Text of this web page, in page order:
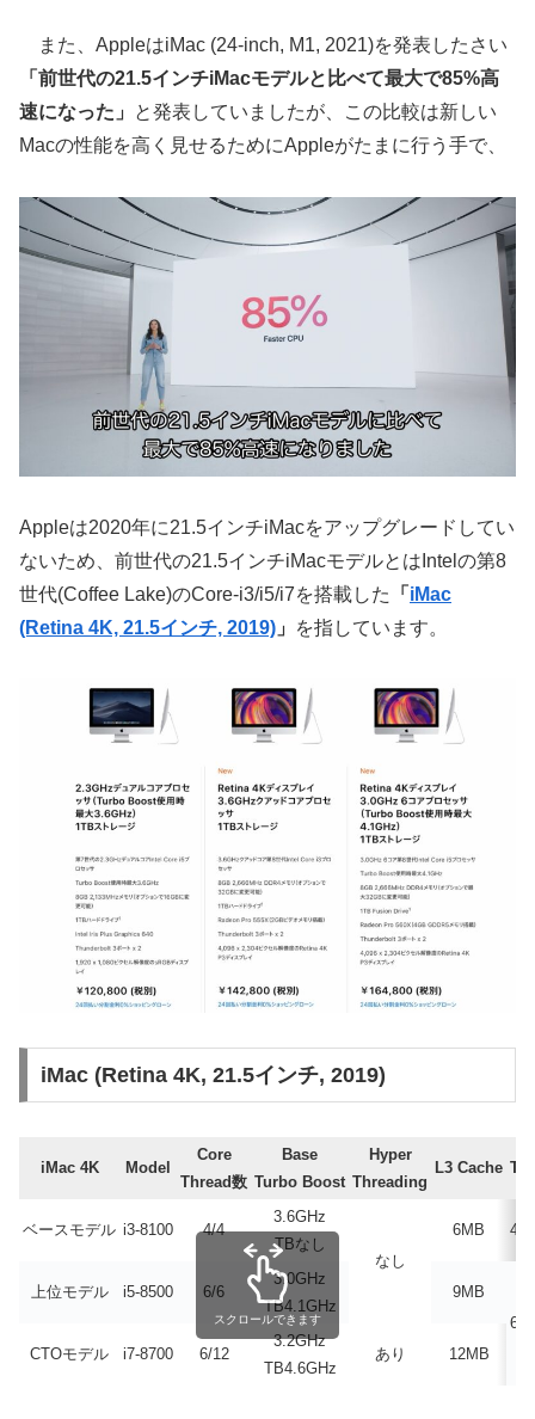
また、AppleはiMac (24-inch, M1, 2021)を発表したさい
「前世代の21.5インチiMacモデルと比べて最大で85%高
速になった」
と発表していましたが、この比較は新しい
Macの性能を高く見せるためにAppleがたまに行う手で、
Appleは2020年に21.5インチiMacをアップグレードしてい
ないため、前世代の21.5インチiMacモデルとはIntelの第8
世代(Coffee Lake)のCore-i3/i5/i7を搭載した
「 iMac
(Retina 4K, 21.5インチ, 2019) 」 を指しています。
iMac (Retina 4K, 21.5インチ, 2019)
iMac 4K Model
Core
Thread数
Base
Turbo Boost
Hyper
Threading
L3 Cache
ベースモデル i3-8100 4/4
3.6GHz
TBなし
なし
6MB
上位モデル i5-8500 6/6
3.0GHz
TB4.1GHz
9MB
CTOモデル
i7-8700 6/12
3.2GHz
TB4.6GHz
あり 12MB
スクロールできます